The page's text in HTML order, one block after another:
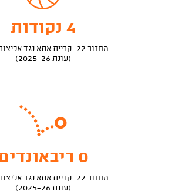
4 נקודות
מחזור 22: קריית אתא נגד אליצור נתניה
(עונת 2025-26)
0 ריבאונדים
מחזור 22: קריית אתא נגד אליצור נתניה
(עונת 2025-26)